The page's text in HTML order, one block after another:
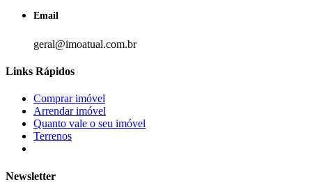
Email
geral@imoatual.com.br
Links Rápidos
Comprar imóvel
Arrendar imóvel
Quanto vale o seu imóvel
Terrenos
Newsletter